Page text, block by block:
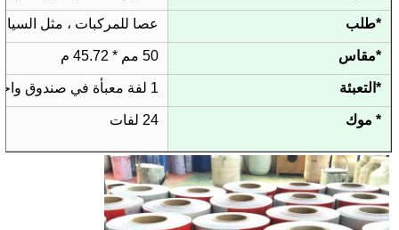
*طلب عصا للمركبات ، مثل
*مقاس 50 مم * 45.72 م
*التعبئة 1 لفة معبأة في صندوق واحد صغير ، 24 لفه معبأة في 1 كرتون
* موك 24 لفات